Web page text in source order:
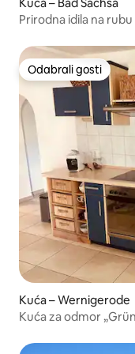
Prirodna idila na
Odabrali gosti
Odabrali gosti
Kuća – Wernigerode
Kuća za odmor